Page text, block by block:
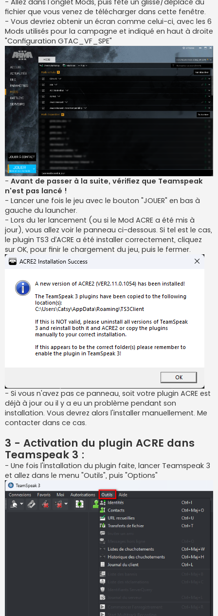
fichier que vous venez de télécharger dans cette fenêtre.
- Vous devriez obtenir un écran comme celui-ci, avec les 6
Mods utilisés pour la campagne et indiqué en haut à droite
"Configuration GTAC_VF_SPE"
- Avant de passer à la suite, vérifiez que Teamspeak
n'est pas lancé !
- Lancer une fois le jeu avec le bouton "JOUER" en bas à
gauche du launcher.
- Lors du 1er lancement (ou si le Mod ACRE a été mis à
jour), vous allez voir le panneau ci-dessous. Si tel est le cas,
le plugin TS3 d’ACRE a été installer correctement, cliquez
sur OK, pour finir le chargement du jeu, puis le fermer.
- Si vous n'avez pas ce panneau, soit votre plugin ACRE est
déjà à jour ou il y a eu un problème pendant son
installation. Vous devrez alors l'installer manuellement. Me
contacter dans ce cas.
3 - Activation du plugin ACRE dans
Teamspeak 3 :
- Une fois l'installation du plugin faite, lancer Teamspeak 3
et allez dans le menu "Outils", puis "Options"